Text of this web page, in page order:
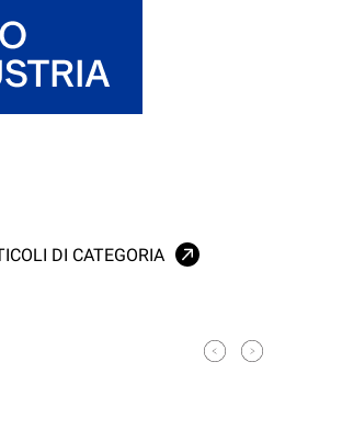
DI CATEGORIA